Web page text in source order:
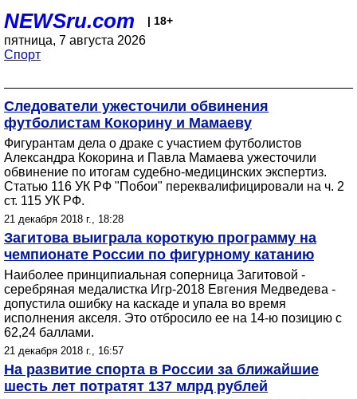
NEWSru.com | 18+
пятница, 7 августа 2026
Спорт
Следователи ужесточили обвинения
футболистам Кокорину и Мамаеву
Фигурантам дела о драке с участием футболистов
Александра Кокорина и Павла Мамаева ужесточили
обвинение по итогам судебно-медицинских экспертиз.
Cтатью 116 УК РФ "Побои" переквалифицировали на ч. 2
ст. 115 УК РФ.
21 декабря 2018 г., 18:28
Загитова выиграла короткую программу на
чемпионате России по фигурному катанию
Наиболее принципиальная соперница Загитовой -
серебряная медалистка Игр-2018 Евгения Медведева -
допустила ошибку на каскаде и упала во время
исполнения акселя. Это отбросило ее на 14-ю позицию с
62,24 баллами.
21 декабря 2018 г., 16:57
На развитие спорта в России за ближайшие
шесть лет потратят 137 млрд рублей